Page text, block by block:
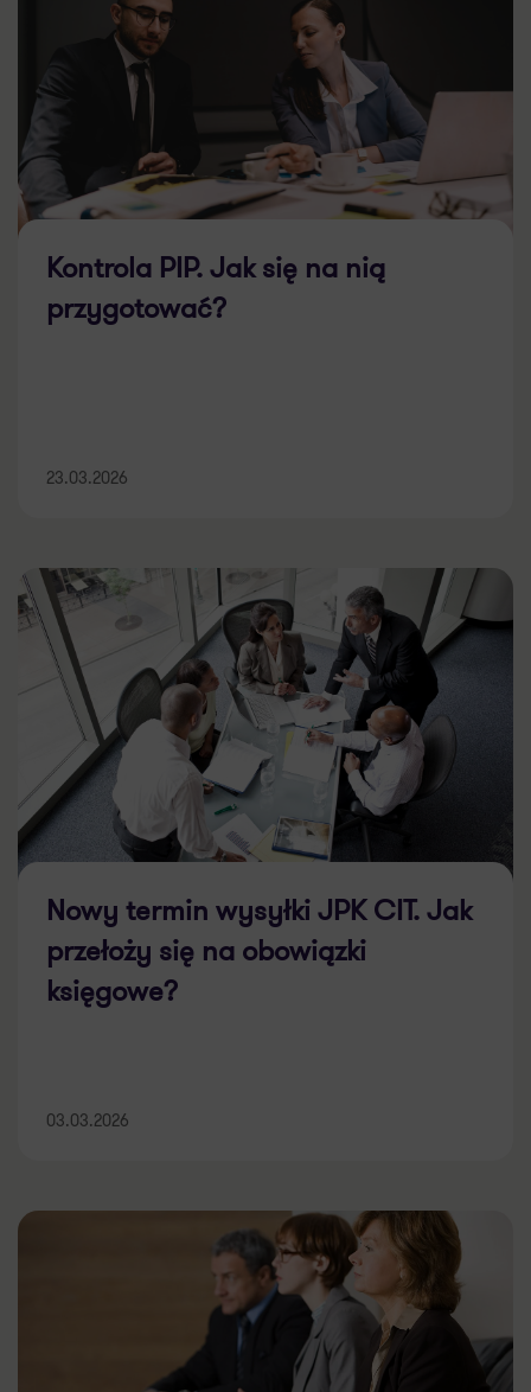
Kontrola PIP. Jak się na nią
przygotować?
23.03.2026
Nowy termin wysyłki JPK CIT. Jak
przełoży się na obowiązki
księgowe?
03.03.2026